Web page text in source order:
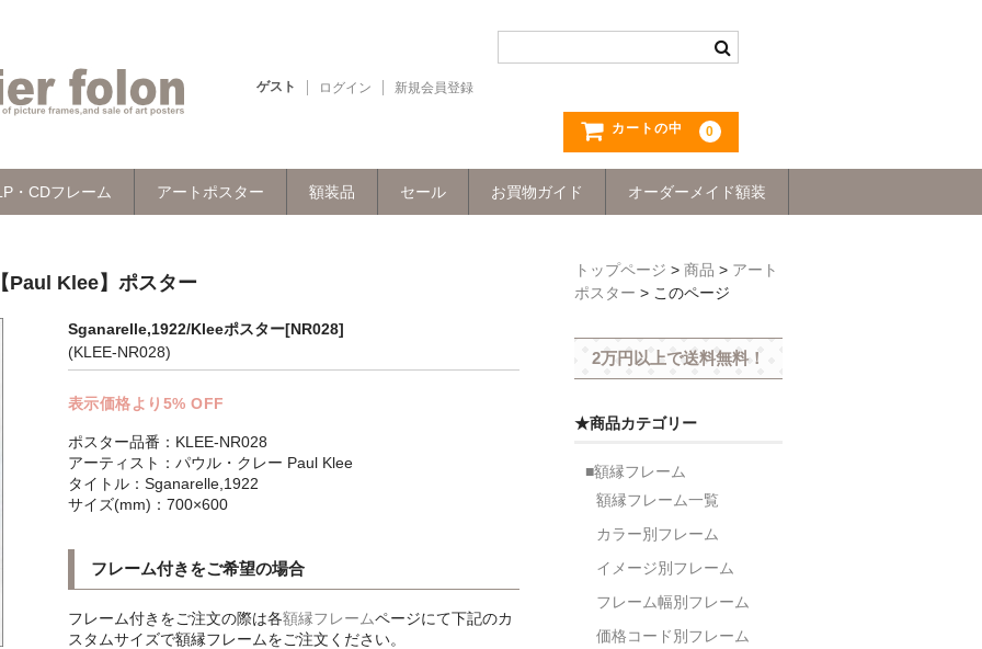
ゲスト ログイン 新規会員登録
カートの中 0
・CDフレーム アートポスター 額装品 セール お買物ガイド オーダーメイド額装
Paul Klee】ポスター
Sganarelle,1922/Kleeポスター[NR028]
(KLEE-NR028)
表示価格より5% OFF
ポスター品番：KLEE-NR028
アーティスト：パウル・クレー Paul Klee
タイトル：Sganarelle,1922
サイズ(mm)：700×600
フレーム付きをご希望の場合
フレーム付きをご注文の際は各額縁フレームページにて下記のカ
スタムサイズで額縁フレームをご注文ください。
トップページ > 商品 > アート
ポスター > このページ
2万円以上で送料無料！
★商品カテゴリー
■額縁フレーム
額縁フレーム一覧
カラー別フレーム
イメージ別フレーム
フレーム幅別フレーム
価格コード別フレーム